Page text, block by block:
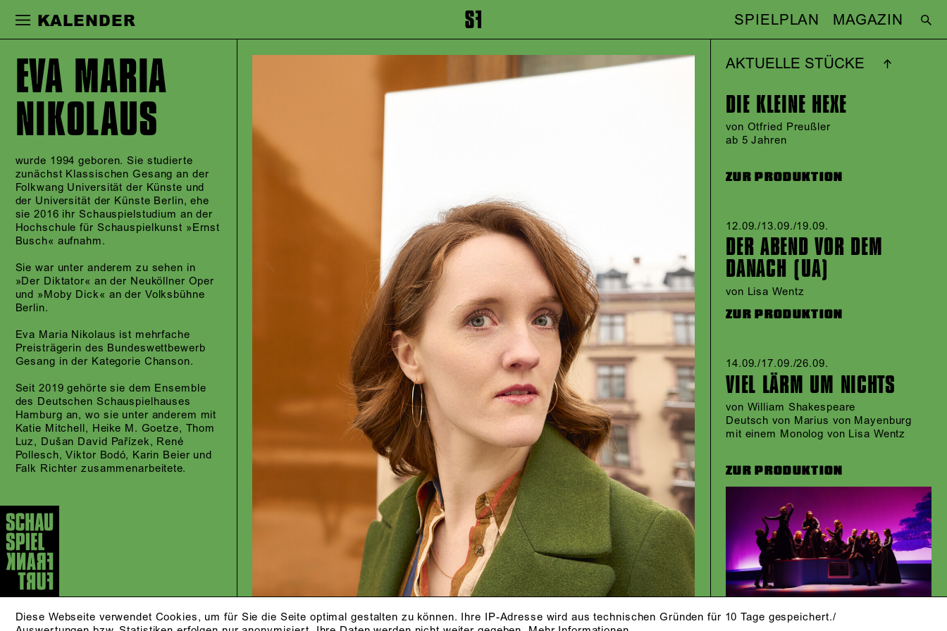
Zur Hauptnavigation springen Zum Footer springen
KALENDER SPIELPLAN MAGAZIN
Diese Webseite verwendet Cookies, um für Sie die Seite optimal gestalten zu können. Ihre IP-Adresse wird aus technischen Gründen für 10 Tage gespeichert./
EVA MARIA
NIKOLAUS
wurde 1994 geboren. Sie studierte
zunächst Klassischen Gesang an der
Folkwang Universität der Künste und
der Universität der Künste Berlin, ehe
sie 2016 ihr Schauspielstudium an der
Hochschule für Schauspielkunst »Ernst
Busch« aufnahm.
Sie war unter anderem zu sehen in
»Der Diktator« an der Neuköllner Oper
und »Moby Dick« an der Volksbühne
Berlin.
Eva Maria Nikolaus ist mehrfache
Preisträgerin des Bundeswettbewerb
Gesang in der Kategorie Chanson.
Seit 2019 gehörte sie dem Ensemble
des Deutschen Schauspielhauses
Hamburg an, wo sie unter anderem mit
Katie Mitchell, Heike M. Goetze, Thom
Luz, Dušan David Pařízek, René
Pollesch, Viktor Bodó, Karin Beier und
Falk Richter zusammenarbeitete.
AKTUELLE STÜCKE
DIE KLEINE HEXE
von Otfried Preußler
ab 5 Jahren
ZUR PRODUKTION
12.09./​13.09./​19.09.​
DER ABEND VOR DEM
DANACH (UA)
von Lisa Wentz
ZUR PRODUKTION
14.09./​17.09./​26.09.​
VIEL LÄRM UM NICHTS
von William Shakespeare
Deutsch von Marius von Mayenburg
mit einem Monolog von Lisa Wentz
ZUR PRODUKTION